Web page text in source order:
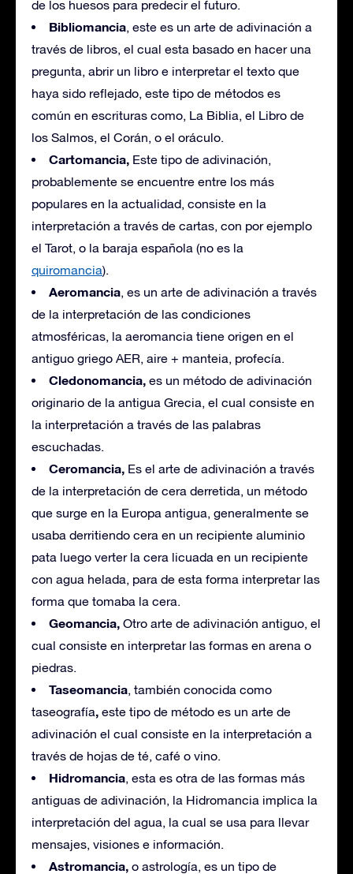
de los huesos para predecir el futuro.
Bibliomancia, este es un arte de adivinación a
través de libros, el cual esta basado en hacer una
pregunta, abrir un libro e interpretar el texto que
haya sido reflejado, este tipo de métodos es
común en escrituras como, La Biblia, el Libro de
los Salmos, el Corán, o el oráculo.
Cartomancia, Este tipo de adivinación,
probablemente se encuentre entre los más
populares en la actualidad, consiste en la
interpretación a través de cartas, con por ejemplo
el Tarot, o la baraja española (no es la
quiromancia).
Aeromancia, es un arte de adivinación a través
de la interpretación de las condiciones
atmosféricas, la aeromancia tiene origen en el
antiguo griego AER, aire + manteia, profecía.
Cledonomancia, es un método de adivinación
originario de la antigua Grecia, el cual consiste en
la interpretación a través de las palabras
escuchadas.
Ceromancia, Es el arte de adivinación a través
de la interpretación de cera derretida, un método
que surge en la Europa antigua, generalmente se
usaba derritiendo cera en un recipiente aluminio
pata luego verter la cera licuada en un recipiente
con agua helada, para de esta forma interpretar las
forma que tomaba la cera.
Geomancia, Otro arte de adivinación antiguo, el
cual consiste en interpretar las formas en arena o
piedras.
Taseomancia, también conocida como
taseografía, este tipo de método es un arte de
adivinación el cual consiste en la interpretación a
través de hojas de té, café o vino.
Hidromancia, esta es otra de las formas más
antiguas de adivinación, la Hidromancia implica la
interpretación del agua, la cual se usa para llevar
mensajes, visiones e información.
Astromancia, o astrología, es un tipo de